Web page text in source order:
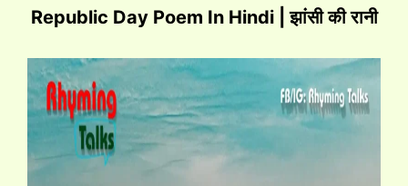
Republic Day Poem In Hindi | झांसी की रानी